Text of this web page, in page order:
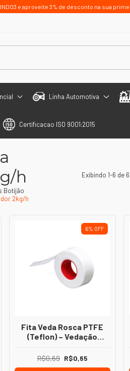
e aproveite 3% de desconto na sua
Linha Automotiva
Certificacao ISO 9001:2015
h
Botijão
2kg/h
Exibindo 1-6 de
6% OFF
Fita Veda Rosca PTFE
(Teflon) – Vedação
Hidráulicas
R$0,69 R$0,65